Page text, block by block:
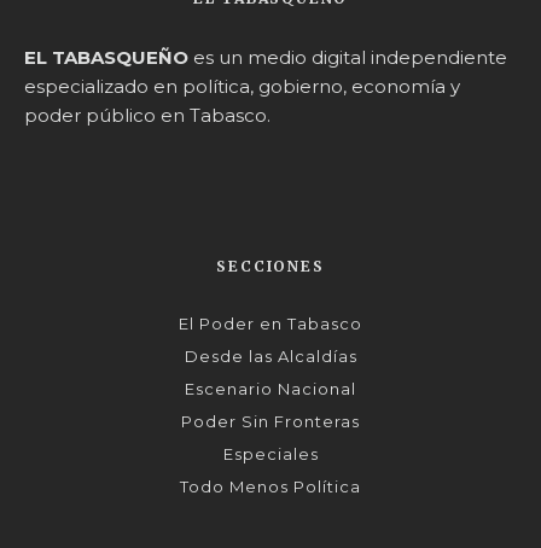
EL TABASQUEÑO es un medio digital independiente
especializado en política, gobierno, economía y
poder público en Tabasco.
SECCIONES
El Poder en Tabasco
Desde las Alcaldías
Escenario Nacional
Poder Sin Fronteras
Especiales
Todo Menos Política